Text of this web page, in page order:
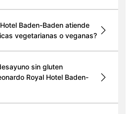
Baden-Baden atiende
vegetarianas o veganas?
sin gluten
Royal Hotel Baden-